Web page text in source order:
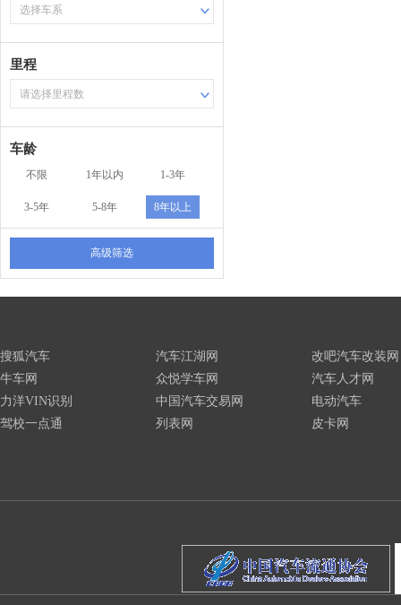
选择车系
里程
请选择里程数
车龄
不限 1年以内 1-3年
3-5年 5-8年 8年以上
高级筛选
搜狐汽车
牛车网
力洋VIN识别
驾校一点通
汽车江湖网
众悦学车网
中国汽车交易网
列表网
改吧汽车改装网
汽车人才网
电动汽车
皮卡网